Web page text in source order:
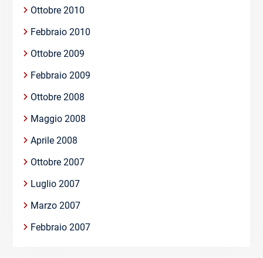
Ottobre 2010
Febbraio 2010
Ottobre 2009
Febbraio 2009
Ottobre 2008
Maggio 2008
Aprile 2008
Ottobre 2007
Luglio 2007
Marzo 2007
Febbraio 2007